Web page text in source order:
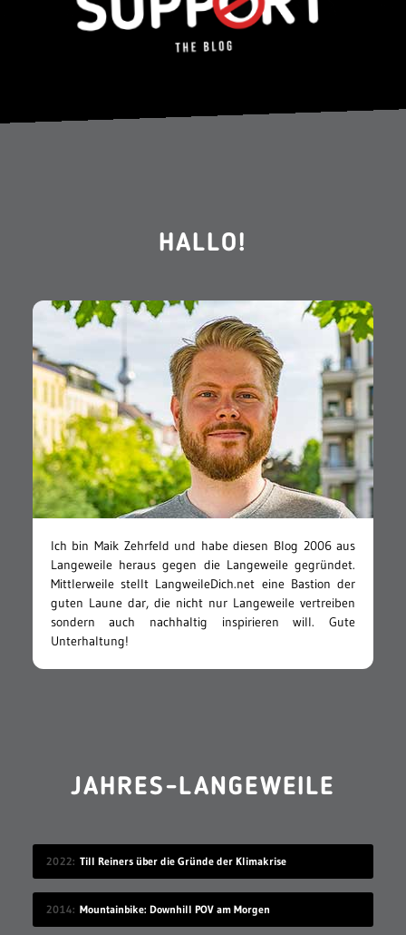
HALLO!
Ich bin Maik Zehrfeld und habe diesen Blog 2006 aus
Langeweile heraus gegen die Langeweile gegründet.
Mittlerweile stellt LangweileDich.net eine Bastion der
guten Laune dar, die nicht nur Langeweile vertreiben
sondern auch nachhaltig inspirieren will. Gute
Unterhaltung!
JAHRES-LANGEWEILE
2022 Till Reiners über die Gründe der Klimakrise
2014 Mountainbike: Downhill POV am Morgen